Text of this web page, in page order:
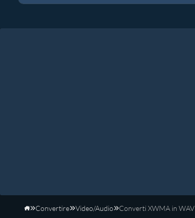
Home
Convertire Video/Audio Converti XWMA in WAV